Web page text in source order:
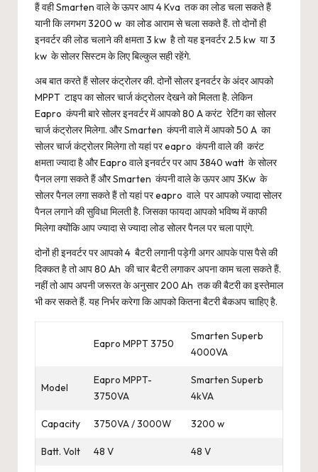
हैं वही Smarten वाले के ऊपर आप 4 Kva तक का लोड चला सकते हैं
यानी कि लगभग 3200 w का लोड आराम से चला सकते हैं. तो दोनों ही
इनवर्टर की लोड चलाने की क्षमता 3 kw है तो यह इनवर्टर 2.5 kw या 3
kw के सोलर सिस्टम के लिए बिल्कुल सही रहेंगे.
अब बात करते हैं सोलर कंट्रोलर की. दोनों सोलर इनवर्टर के अंदर आपको
MPPT टाइप का सोलर चार्ज कंट्रोलर देखने को मिलता है. लेकिन
Eapro कंपनी बारे सोलर इनवर्टर में आपको 80 A करंट रेटिंग का सोलर
चार्ज कंट्रोलर मिलेगा. और Smarten कंपनी वाले में आपको 50 A का
सोलर चार्ज कंट्रोलर मिलेगा तो यहां पर eapro कंपनी वाले की करंट
क्षमता ज्यादा है और Eapro वाले इनवर्टर पर आप 3840 watt के सोलर
पैनल लगा सकते हैं और Smarten कंपनी वाले के ऊपर आप 3Kw के
सोलर पैनल लगा सकते हैं तो यहां पर eapro वाले पर आपको ज्यादा सोलर
पैनल लगाने की सुविधा मिलती है. जिसका फायदा आपको भविष्य में काफी
मिलेगा क्योंकि आप ज्यादा से ज्यादा लोड सोलर पैनल पर चला पाएंगे.
दोनों ही इनवर्टर पर आपको 4 बैटरी लगानी पड़ेगी अगर आपके पास पैसे की
दिक्कत है तो आप 80 Ah की चार बैटरी लगाकर अपना काम चला सकते हैं.
नहीं तो आप अपनी जरूरत के अनुसार 200 Ah तक की बैटरी का इस्तेमाल
भी कर सकते हैं. यह निर्भर करेगा कि आपको कितना बैटरी बैकअप चाहिए है.
Eapro MPPT 3750
Smarten Superb
4000VA
Model
Eapro MPPT-
3750VA
Smarten Superb
4kVA
Capacity 3750VA / 3000W 3200 w
Batt. Volt 48 V 48 V